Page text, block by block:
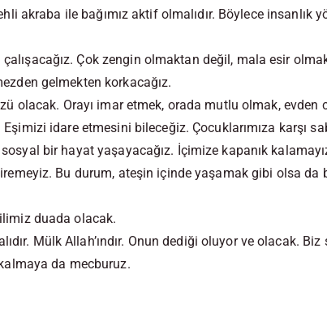
akraba ile bağımız aktif olmalıdır. Böylece insanlık
Çok zengin olmaktan değil, mala esir olmak
gelmekten korkacağız.
olacak. Orayı imar etmek, orada mutlu olmak, evden
idare etmesini bileceğiz. Çocuklarımıza karşı
bir hayat yaşayacağız. İçimize kapanık
Bu durum, ateşin içinde yaşamak gibi olsa da
duada olacak.
Mülk Allah’ındır. Onun dediği oluyor ve olacak. Biz
da mecburuz.